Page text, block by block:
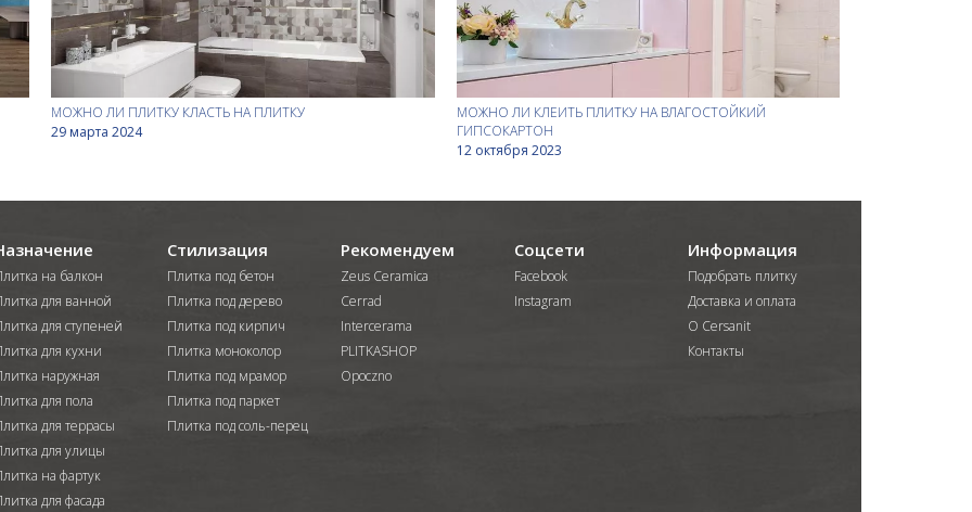
МОЖНО ЛИ ПЛИТКУ КЛАСТЬ НА ПЛИТКУ
29 марта 2024
МОЖНО ЛИ КЛЕИТЬ ПЛИТКУ НА ВЛАГОСТОЙКИЙ
ГИПСОКАРТОН
12 октября 2023
на балкон
для ванной
для ступеней
для кухни
наружная
для пола
для террасы
для улицы
на фартук
для фасада
Стилизация
Плитка под бетон
Плитка под дерево
Плитка под кирпич
Плитка моноколор
Плитка под мрамор
Плитка под паркет
Плитка под соль-перец
Информация
Подобрать плитку
Доставка и оплата
О Cersanit
Контакты
Рекомендуем
Zeus Ceramica
Cerrad
Intercerama
PLITKASHOP
Opoczno
Соцсети
Facebook
Instagram